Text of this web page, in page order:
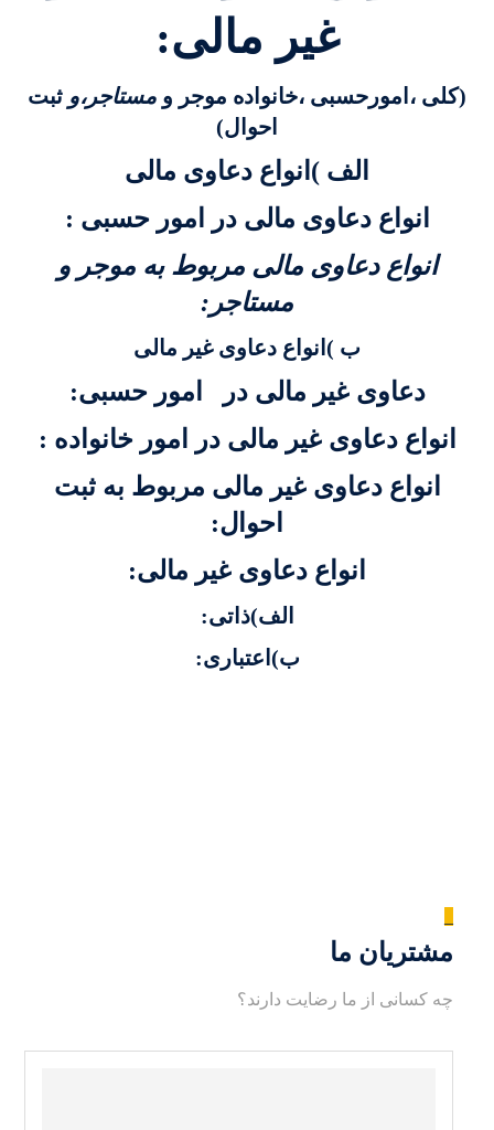
غير مالی:
(کلی ،امورحسبی ،خانواده موجر و مستاجر،و ثبت
احوال)
الف )انواع دعاوی مالی
انواع دعاوی مالی در امور حسبی :
انواع دعاوی مالی مربوط به موجر و
مستاجر:
ب )انواع دعاوی غیر مالی
دعاوی غیر مالی در امور حسبی:
انواع دعاوی غیر مالی در امور خانواده :
انواع دعاوی غیر مالی مربوط به ثبت
احوال:
انواع دعاوی غیر مالی:
الف)ذاتی:
ب)اعتباری:
مشتریان ما
چه کسانی از ما رضایت دارند؟